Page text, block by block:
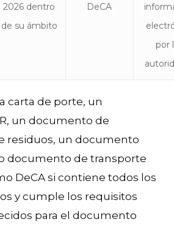
2026 dentro
de su ámbito
DeCA
por
carta de porte, un
un documento de
residuos, un documento
documento de transporte
DeCA si contiene todos los
y cumple los requisitos
para el documento